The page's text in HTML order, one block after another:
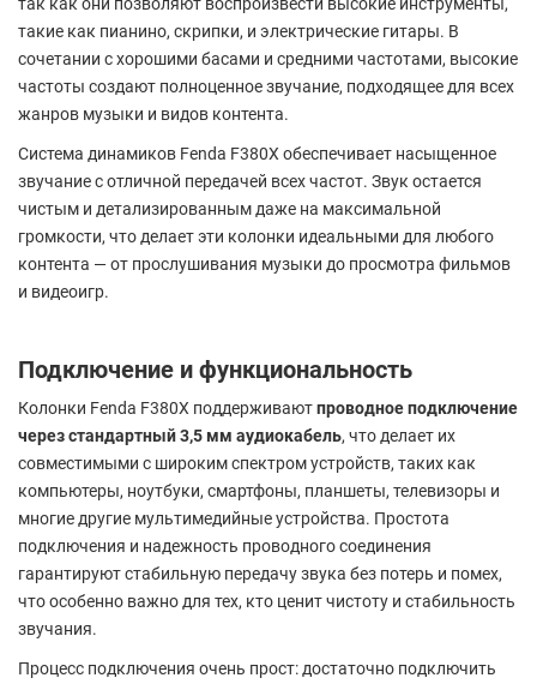
такие как пианино, скрипки, и электрические гитары. В
сочетании с хорошими басами и средними частотами, высокие
частоты создают полноценное звучание, подходящее для всех
жанров музыки и видов контента.
Система динамиков Fenda F380X обеспечивает насыщенное
звучание с отличной передачей всех частот. Звук остается
чистым и детализированным даже на максимальной
громкости, что делает эти колонки идеальными для любого
контента — от прослушивания музыки до просмотра фильмов
и видеоигр.
Подключение и функциональность
Колонки Fenda F380X поддерживаютпроводное подключение
через стандартный 3,5 мм аудиокабель, что делает их
совместимыми с широким спектром устройств, таких как
компьютеры, ноутбуки, смартфоны, планшеты, телевизоры и
многие другие мультимедийные устройства. Простота
подключения и надежность проводного соединения
гарантируют стабильную передачу звука без потерь и помех,
что особенно важно для тех, кто ценит чистоту и стабильность
звучания.
Процесс подключения очень прост: достаточно подключить